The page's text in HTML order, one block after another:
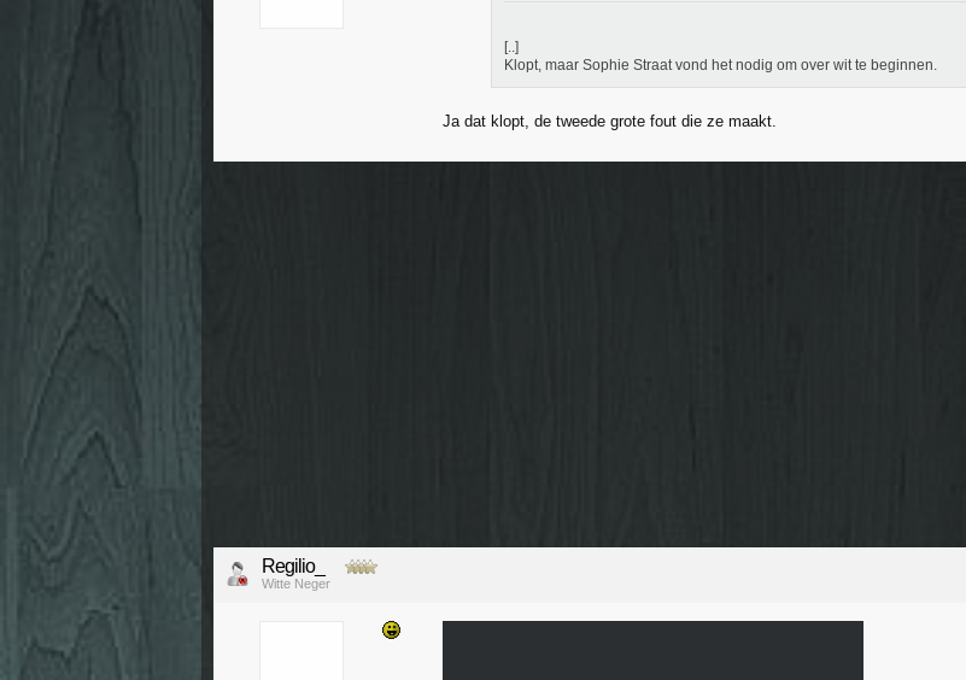
[..]
Klopt, maar Sophie Straat vond het nodig om over wit te beginnen.
Ja dat klopt, de tweede grote fout die ze maakt.
Regilio_
Witte Neger